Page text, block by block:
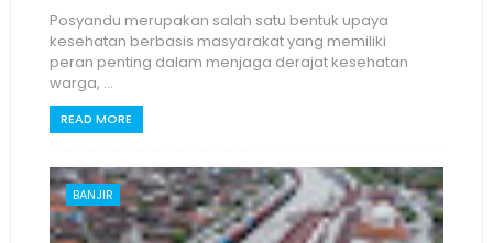
Posyandu merupakan salah satu bentuk upaya
kesehatan berbasis masyarakat yang memiliki
peran penting dalam menjaga derajat kesehatan
warga, ...
READ MORE
BANJIR